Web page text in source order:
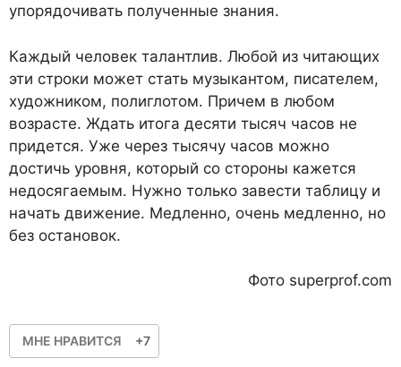
упорядочивать полученные знания.
Каждый человек талантлив. Любой из читающих
эти строки может стать музыкантом, писателем,
художником, полиглотом. Причем в любом
возрасте. Ждать итога десяти тысяч часов не
придется. Уже через тысячу часов можно
достичь уровня, который со стороны кажется
недосягаемым. Нужно только завести таблицу и
начать движение. Медленно, очень медленно, но
без остановок.
Фото superprof.com
МНЕ НРАВИТСЯ +7